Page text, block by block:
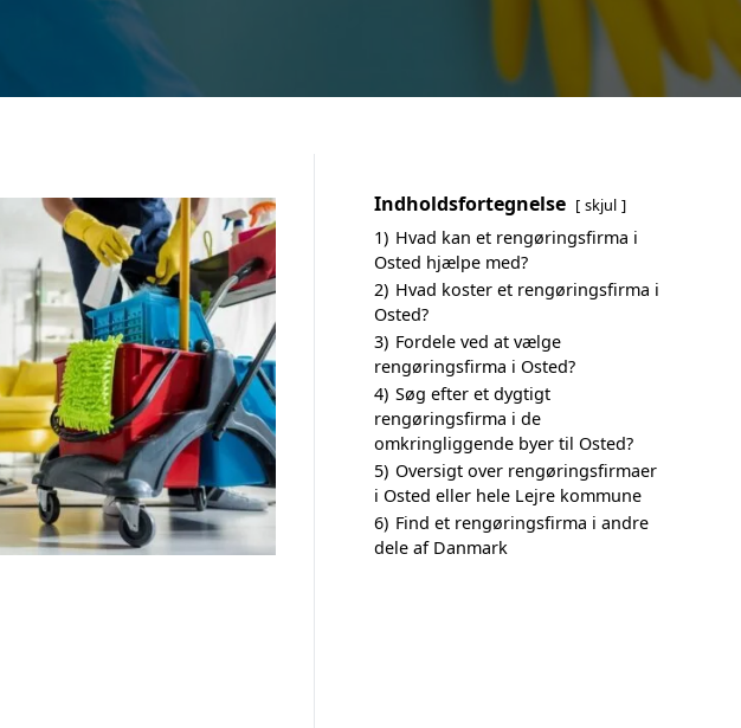
Indholdsfortegnelse skjul
1) Hvad kan et rengøringsfirma i
Osted hjælpe med?
2) Hvad koster et rengøringsfirma i
Osted?
3) Fordele ved at vælge
rengøringsfirma i Osted?
4) Søg efter et dygtigt
rengøringsfirma i de
omkringliggende byer til Osted?
5) Oversigt over rengøringsfirmaer
i Osted eller hele Lejre kommune
6) Find et rengøringsfirma i andre
dele af Danmark